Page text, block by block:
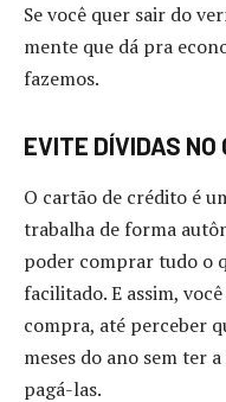
Se você quer sair do
mente que dá pra
fazemos.
EVITE DÍVIDAS NO
O cartão de crédito é
trabalha de forma
poder comprar tudo o
facilitado. E assim,
compra, até perceber
meses do ano sem ter
pagá-las.